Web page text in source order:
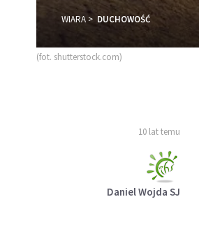
WIARA DUCHOWOŚĆ
(fot. shutterstock.com)
10 lat temu
Daniel Wojda SJ